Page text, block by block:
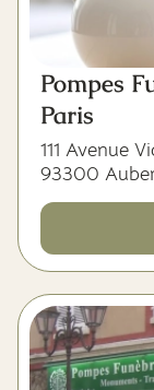
Pompes
Paris
111 Avenue
93300